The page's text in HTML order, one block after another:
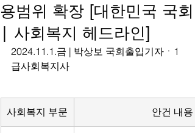
용범위 확장 [대한민국 국회
| 사회복지 헤드라인]
2024.11.1.금 | 박상보 국회출입기자ㆍ1
급사회복지사
사회복지 부문 안건 내용